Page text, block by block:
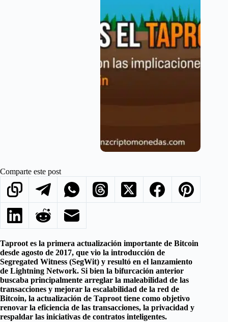
Comparte este post
Taproot es la primera actualización importante de Bitcoin
desde agosto de 2017, que vio la introducción de
Segregated Witness (SegWit) y resultó en el lanzamiento
de Lightning Network. Si bien la bifurcación anterior
buscaba principalmente arreglar la maleabilidad de las
transacciones y mejorar la escalabilidad de la red de
Bitcoin, la actualización de Taproot tiene como objetivo
renovar la eficiencia de las transacciones, la privacidad y
respaldar las iniciativas de contratos inteligentes.